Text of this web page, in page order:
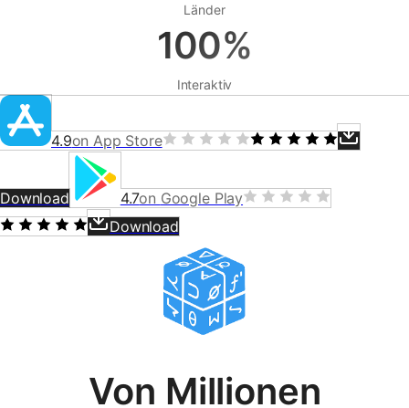
Länder
100%
Interaktiv
4.9on App Store
Download 4.7on Google Play
Download
Von Millionen